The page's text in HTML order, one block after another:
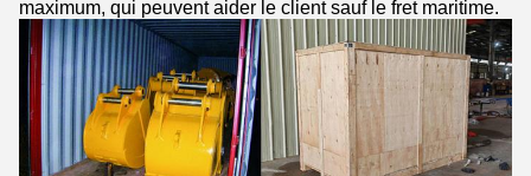
maximum, qui peuvent aider le client sauf le fret maritime.